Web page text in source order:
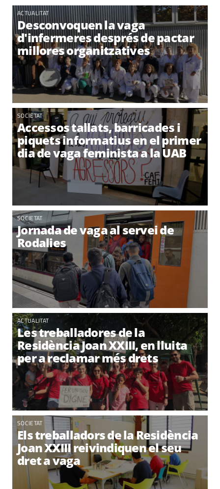
ACTUALITAT
Desconvoquen la vaga
d'infermeres després de pactar
millores organitzatives
SOCIETAT
Accessos tallats, barricades i
piquets informatius en el primer
dia de vaga feminista a la UAB
SOCIETAT
Jornada de vaga al servei de
Rodalies
ACTUALITAT
Les treballadores de la
Residència Joan XXIII, en lluita
per a reclamar més drets
SOCIETAT
Els treballadors de la Residència
Joan XXIII reivindiquen el seu
dret a vaga